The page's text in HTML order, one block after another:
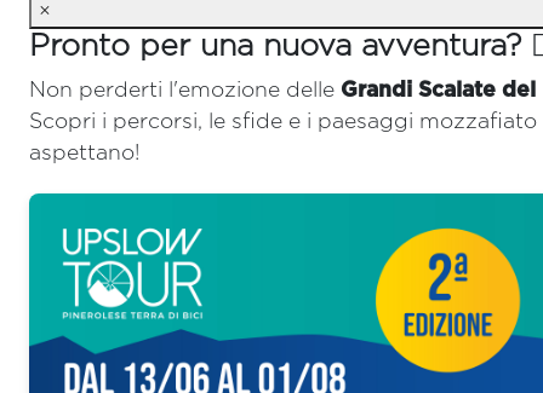
×
Pronto per una nuova avventura?
Non perderti l'emozione delle Grandi Scalate
Scopri i percorsi, le sfide e i paesaggi mozzafiato
aspettano!